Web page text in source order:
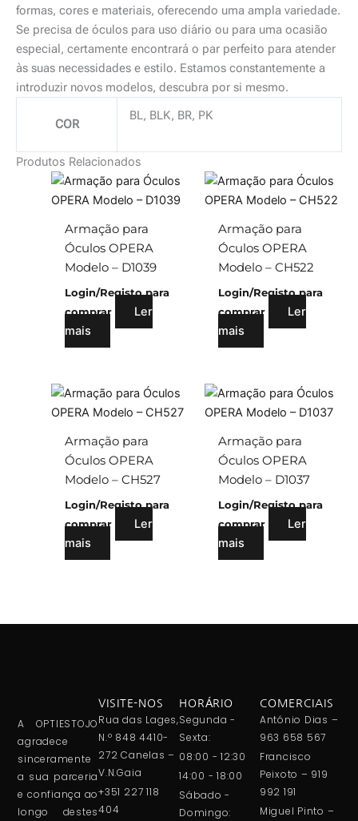
formas, cores e materiais, oferecendo uma ampla variedade.
Se precisa de óculos para uso diário ou para uma ocasião
especial, certamente encontrará o par perfeito para atender
às suas necessidades e estilo. Estamos constantemente a
introduzir novos modelos, descubra por si mesmo.
COR
BL, BLK, BR, PK
Produtos Relacionados
Armação para
Óculos OPERA
Modelo – D1039
Login/Registo para
comprar
Ler
mais
Armação para
Óculos OPERA
Modelo – CH522
Login/Registo para
comprar
Ler
mais
Armação para
Óculos OPERA
Modelo – CH527
Login/Registo para
comprar
Ler
mais
Armação para
Óculos OPERA
Modelo – D1037
Login/Registo para
comprar
Ler
mais
A OPTIESTOJO
agradece
sinceramente
a sua parceria
e confiança ao
longo destes
VISITE-NOS
Rua das Lages,
N.º 848 4410-
272 Canelas –
V.N.Gaia
+351 227 118
404
HORÁRIO
Segunda -
Sexta:
08:00 - 12:30
14:00 - 18:00
Sábado -
Domingo:
COMERCIAIS
António Dias –
963 658 567
Francisco
Peixoto – 919
992 191
Miguel Pinto –